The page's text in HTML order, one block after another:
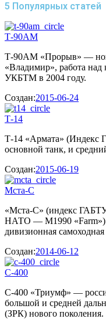
5 Популярных статей
Т-90АМ
Т-90АМ «Прорыв» —
«Владимир», работа над
УКБТМ в 2004 году.
Создан:2015-06-24
Т-14
Т-14 «Армата» (Индекс
основной танк, и
Создан:2015-06-19
Мста-С
«Мста-С» (индекс
НАТО — M1990 «Farm»)
дивизионная самоходная
Создан:2014-06-12
С-400
С-400 «Триумф» —
большой и средней
(ЗРК) нового поколения.